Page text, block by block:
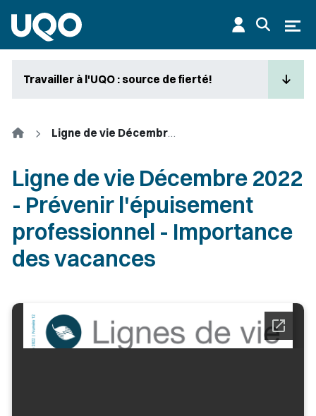
Travailler à l'UQO : source de fierté!
Accueil Ligne de vie Décembre 2022 - Prévenir l'épuisement professionnel - Importance des vacances
Ligne de vie Décembre 2022
- Prévenir l'épuisement
professionnel - Importance
des vacances